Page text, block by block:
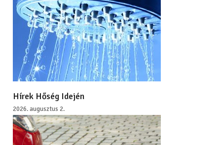
Hírek Hőség Idején
2026. augusztus 2.